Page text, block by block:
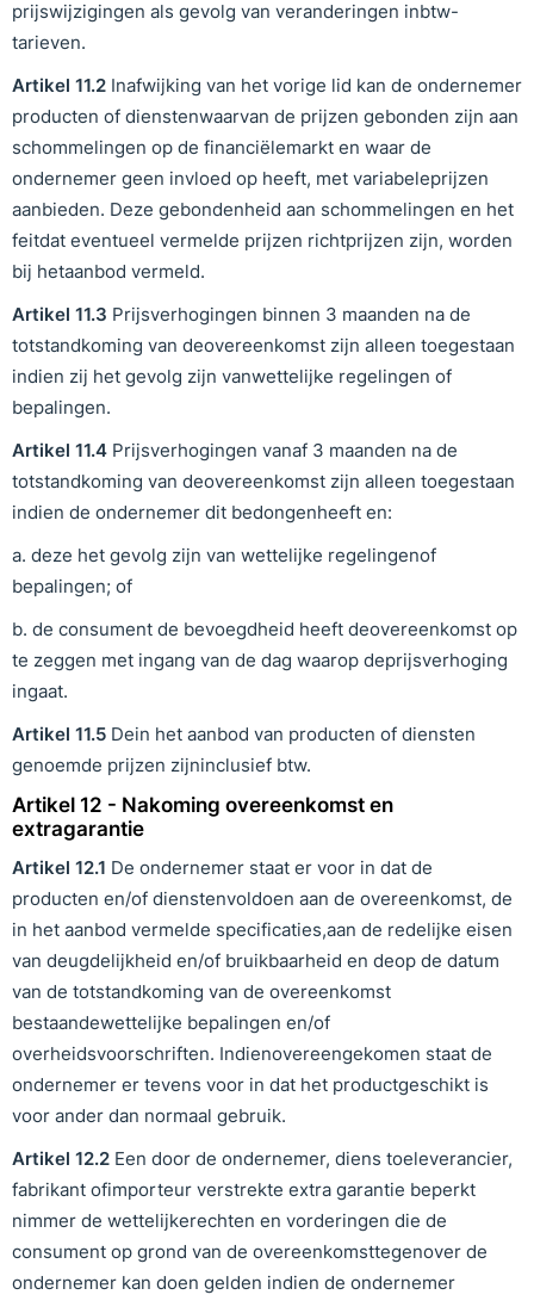
prijswijzigingen als gevolg van veranderingen inbtw-
tarieven.
Artikel 11.2 Inafwijking van het vorige lid kan de ondernemer
producten of dienstenwaarvan de prijzen gebonden zijn aan
schommelingen op de financiëlemarkt en waar de
ondernemer geen invloed op heeft, met variabeleprijzen
aanbieden. Deze gebondenheid aan schommelingen en het
feitdat eventueel vermelde prijzen richtprijzen zijn, worden
bij hetaanbod vermeld.
Artikel 11.3 Prijsverhogingen binnen 3 maanden na de
totstandkoming van deovereenkomst zijn alleen toegestaan
indien zij het gevolg zijn vanwettelijke regelingen of
bepalingen.
Artikel 11.4 Prijsverhogingen vanaf 3 maanden na de
totstandkoming van deovereenkomst zijn alleen toegestaan
indien de ondernemer dit bedongenheeft en:
a. deze het gevolg zijn van wettelijke regelingenof
bepalingen; of
b. de consument de bevoegdheid heeft deovereenkomst op
te zeggen met ingang van de dag waarop deprijsverhoging
ingaat.
Artikel 11.5 Dein het aanbod van producten of diensten
genoemde prijzen zijninclusief btw.
Artikel 12 - Nakoming overeenkomst en
extragarantie
Artikel 12.1 De ondernemer staat er voor in dat de
producten en/of dienstenvoldoen aan de overeenkomst, de
in het aanbod vermelde specificaties,aan de redelijke eisen
van deugdelijkheid en/of bruikbaarheid en deop de datum
van de totstandkoming van de overeenkomst
bestaandewettelijke bepalingen en/of
overheidsvoorschriften. Indienovereengekomen staat de
ondernemer er tevens voor in dat het productgeschikt is
voor ander dan normaal gebruik.
Artikel 12.2 Een door de ondernemer, diens toeleverancier,
fabrikant ofimporteur verstrekte extra garantie beperkt
nimmer de wettelijkerechten en vorderingen die de
consument op grond van de overeenkomsttegenover de
ondernemer kan doen gelden indien de ondernemer